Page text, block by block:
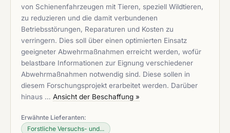
von Schienenfahrzeugen mit Tieren, speziell Wildtieren,
zu reduzieren und die damit verbundenen
Betriebsstörungen, Reparaturen und Kosten zu
verringern. Dies soll über einen optimierten Einsatz
geeigneter Abwehrmaßnahmen erreicht werden, wofür
belastbare Informationen zur Eignung verschiedener
Abwehrmaßnahmen notwendig sind. Diese sollen in
diesem Forschungsprojekt erarbeitet werden. Darüber
hinaus … Ansicht der Beschaffung »
Erwähnte Lieferanten:
Forstliche Versuchs- und...